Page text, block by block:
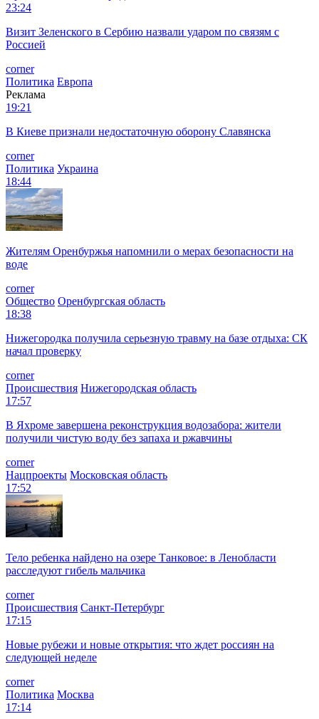
23:24
Визит Зеленского в Сербию назвали ударом по связям с
Россией
corner
Политика Европа
Реклама
19:21
В Киеве признали недостаточную оборону Славянска
corner
Политика Украина
18:44
Жителям Оренбуржья напомнили о мерах безопасности на
воде
corner
Общество Оренбургская область
18:38
Нижегородка получила серьезную травму на базе отдыха: СК
начал проверку
corner
Происшествия Нижегородская область
17:57
В Яхроме завершена реконструкция водозабора: жители
получили чистую воду без запаха и ржавчины
corner
Нацпроекты Московская область
17:52
Тело ребенка найдено на озере Танковое: в Ленобласти
расследуют гибель мальчика
corner
Происшествия Санкт-Петербург
17:15
Новые рубежи и новые открытия: что ждет россиян на
следующей неделе
corner
Политика Москва
17:14